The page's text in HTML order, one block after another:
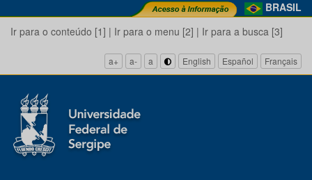
BRASIL
Ir para o conteúdo [1] | Ir para o menu [2] | Ir para a busca [3]
a+ a- a English Español Français